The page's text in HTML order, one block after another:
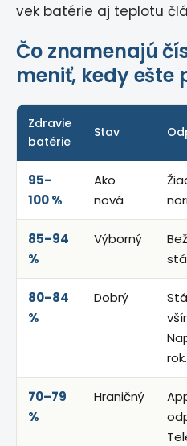
vek batérie aj teplotu
Čo znamenajú
meniť, kedy ešte
Zdravie
batérie
Stav
95–
100 %
Ako
nová
85–94
%
Výborný
80–84
%
Dobrý
rok.
70–79
%
Hraničný